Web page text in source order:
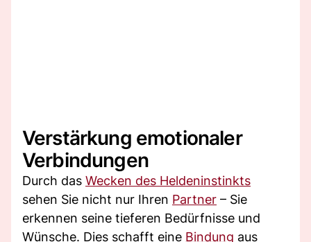
Verstärkung emotionaler
Verbindungen
Durch das Wecken des Heldeninstinkts
sehen Sie nicht nur Ihren Partner – Sie
erkennen seine tieferen Bedürfnisse und
Wünsche. Dies schafft eine Bindung aus